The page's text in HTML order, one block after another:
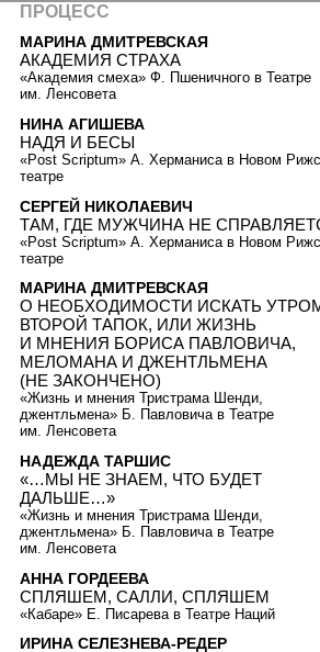
ПРОЦЕСС
МАРИНА ДМИТРЕВСКАЯ
АКАДЕМИЯ СТРАХА
«Академия смеха» Ф. Пшеничного в Театре
им. Ленсовета
НИНА АГИШЕВА
НАДЯ И БЕСЫ
«Post Scriptum» А. Херманиса в Новом
театре
СЕРГЕЙ НИКОЛАЕВИЧ
ТАМ, ГДЕ МУЖЧИНА НЕ
«Post Scriptum» А. Херманиса в Новом
театре
МАРИНА ДМИТРЕВСКАЯ
О НЕОБХОДИМОСТИ ИСКАТЬ
ВТОРОЙ ТАПОК, ИЛИ ЖИЗНЬ
И МНЕНИЯ БОРИСА ПАВЛОВИЧА,
МЕЛОМАНА И ДЖЕНТЛЬМЕНА
(НЕ ЗАКОНЧЕНО)
«Жизнь и мнения Тристрама Шенди,
джентльмена» Б. Павловича в Театре
им. Ленсовета
НАДЕЖДА ТАРШИС
«…МЫ НЕ ЗНАЕМ, ЧТО БУДЕТ
ДАЛЬШЕ…»
«Жизнь и мнения Тристрама Шенди,
джентльмена» Б. Павловича в Театре
им. Ленсовета
АННА ГОРДЕЕВА
СПЛЯШЕМ, САЛЛИ, СПЛЯШЕМ
«Кабаре» Е. Писарева в Театре Наций
ИРИНА СЕЛЕЗНЕВА-РЕДЕР